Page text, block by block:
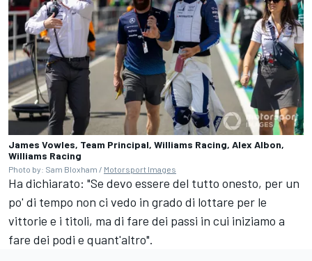
James Vowles, Team Principal, Williams Racing, Alex Albon,
Williams Racing
Photo by: Sam Bloxham / Motorsport Images
Ha dichiarato: "Se devo essere del tutto onesto, per un
po' di tempo non ci vedo in grado di lottare per le
vittorie e i titoli, ma di fare dei passi in cui iniziamo a
fare dei podi e quant'altro".